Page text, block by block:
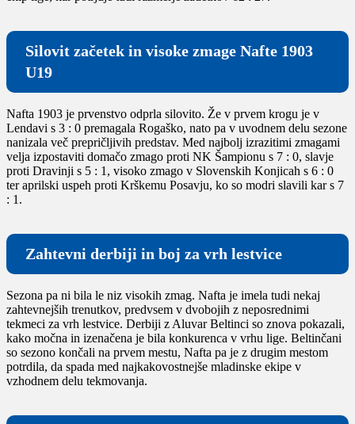
Silovit začetek in visoke zmage Nafte 1903
U19
Nafta 1903 je prvenstvo odprla silovito. Že v prvem krogu je v
Lendavi s 3 : 0 premagala Rogaško, nato pa v uvodnem delu sezone
nanizala več prepričljivih predstav. Med najbolj izrazitimi zmagami
velja izpostaviti domačo zmago proti NK Šampionu s 7 : 0, slavje
proti Dravinji s 5 : 1, visoko zmago v Slovenskih Konjicah s 6 : 0
ter aprilski uspeh proti Krškemu Posavju, ko so modri slavili kar s 7
: 1.
Zahtevni derbiji in boj za vrh lestvice
Sezona pa ni bila le niz visokih zmag. Nafta je imela tudi nekaj
zahtevnejših trenutkov, predvsem v dvobojih z neposrednimi
tekmeci za vrh lestvice. Derbiji z Aluvar Beltinci so znova pokazali,
kako močna in izenačena je bila konkurenca v vrhu lige. Beltinčani
so sezono končali na prvem mestu, Nafta pa je z drugim mestom
potrdila, da spada med najkakovostnejše mladinske ekipe v
vzhodnem delu tekmovanja.